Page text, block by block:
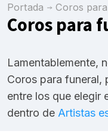
Portada Coros
Coros para
Lamentablemente,
Coros para funeral,
entre los que elegir
dentro de Artistas